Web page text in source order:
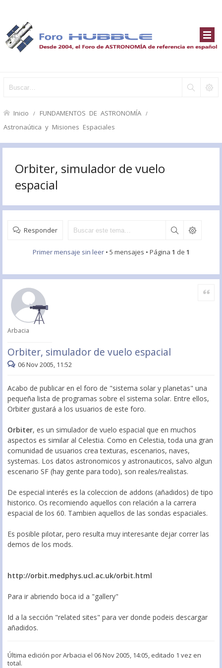
Inicio FUNDAMENTOS DE ASTRONOMÍA
Astronaútica y Misiones Espaciales
Orbiter, simulador de vuelo
espacial
Responder
Primer mensaje sin leer• 5 mensajes • Página 1 de 1
Arbacia
Orbiter, simulador de vuelo espacial
Citar
06 Nov 2005, 11:52
Acabo de publicar en el foro de "sistema solar y planetas" una
pequeña lista de programas sobre el sistema solar. Entre ellos,
Orbiter gustará a los usuarios de este foro.
Orbiter, es un simulador de vuelo espacial que en muchos
aspectos es similar al Celestia. Como en Celestia, toda una gran
comunidad de usuarios crea texturas, escenarios, naves,
systemas. Los datos astronomicos y astronauticos, salvo algun
escenario SF (hay gente para todo), son reales/realistas.
De especial interés es la coleccion de addons (añadidos) de tipo
historico. Os recomiendo aquellos con relación a la carrera
espacial de los 60. Tambien aquellos de las sondas espaciales.
Es posible pilotar, pero resulta muy interesante dejar correr las
demos de los mods.
http://orbit.medphys.ucl.ac.uk/orbit.html
Para ir abriendo boca id a "gallery"
Id a la sección "related sites" para ver donde podeis descargar
añadidos.
Última edición porArbacia el 06 Nov 2005, 14:05, editado 1 vez en
total.